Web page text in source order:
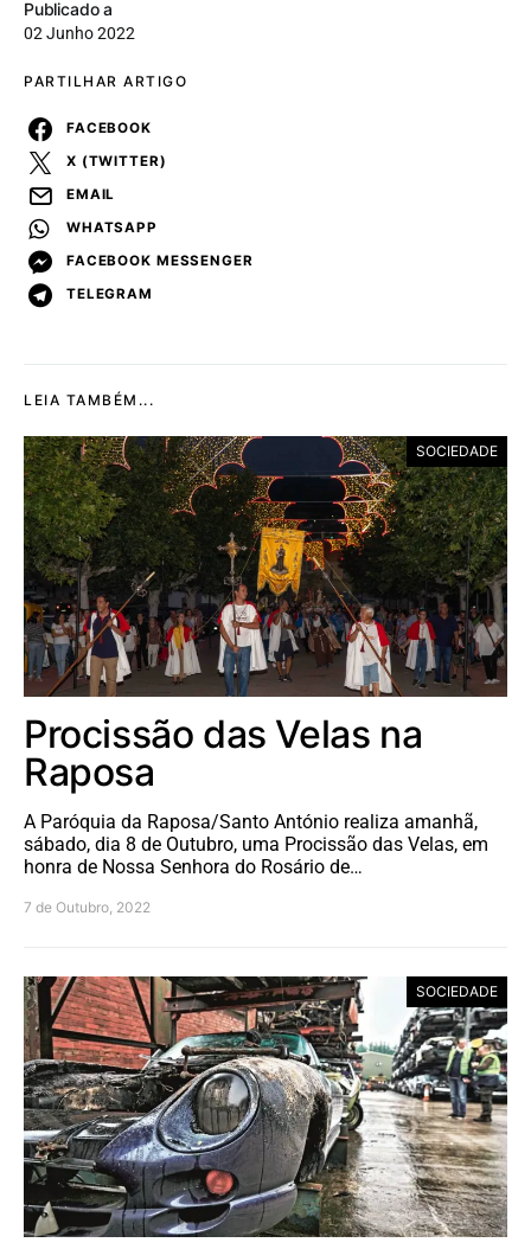
Publicado a
02 Junho 2022
PARTILHAR ARTIGO
FACEBOOK
X (TWITTER)
EMAIL
WHATSAPP
FACEBOOK MESSENGER
TELEGRAM
LEIA TAMBÉM...
SOCIEDADE
Procissão das Velas na
Raposa
A Paróquia da Raposa/Santo António realiza amanhã,
sábado, dia 8 de Outubro, uma Procissão das Velas, em
honra de Nossa Senhora do Rosário de…
7 de Outubro, 2022
SOCIEDADE